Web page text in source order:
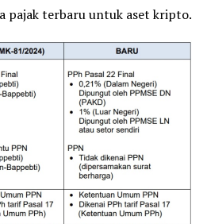
pajak terbaru untuk aset kripto.